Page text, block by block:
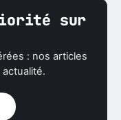
sur
: nos articles